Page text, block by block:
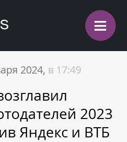
≡
2024, в 17:49
2023
Яндекс и ВТБ